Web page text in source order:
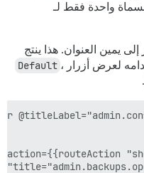
واحدة فقط لـ
يمين العنوان. هذا ينتج
لعرض أزرار Default ،
.